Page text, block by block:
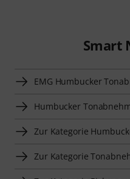
Smart
EMG Humbucker
Humbucker
Zur Kategorie
Zur Kategorie